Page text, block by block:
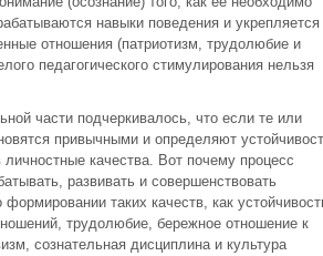
навыки поведения и укрепляется
отношения (патриотизм, трудолюбие и
педагогического стимулирования нельзя
части подчеркивалось, что если те или
привычными и определяют
качества. Вот почему процесс
развивать и совершенствовать
таких качеств, как
трудолюбие, бережное отношение к
сознательная дисциплина и культура